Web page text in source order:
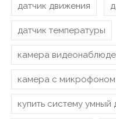
датчик движения
датчик температуры
камера
камера с микрофоном
купить систему умный